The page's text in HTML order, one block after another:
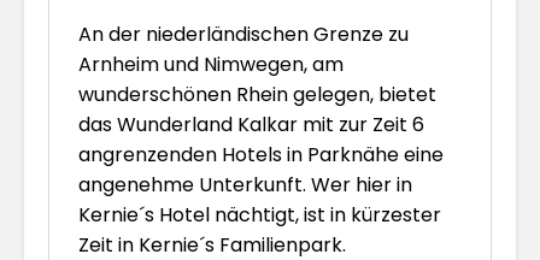
An der niederländischen Grenze zu
Arnheim und Nimwegen, am
wunderschönen Rhein gelegen, bietet
das Wunderland Kalkar mit zur Zeit 6
angrenzenden Hotels in Parknähe eine
angenehme Unterkunft. Wer hier in
Kernie´s Hotel nächtigt, ist in kürzester
Zeit in Kernie´s Familienpark.